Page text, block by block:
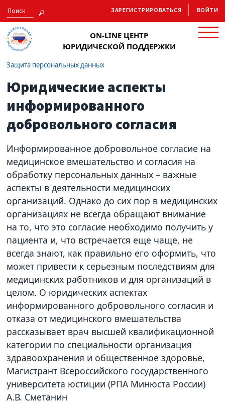
ON-LINE ЦЕНТР
ЮРИДИЧЕСКОЙ ПОДДЕРЖКИ
ЗАРЕГИСТРИРОВАТЬСЯ ВОЙТИ
Защита персональных данных
Юридические аспекты
информированного
добровольного согласия
Информированное добровольное согласие на
медицинское вмешательство и согласия на
обработку персональных данных – важные
аспекты в деятельности медицинских
организаций. Однако до сих пор в медицинских
организациях не всегда обращают внимание
на то, что это согласие необходимо получить у
пациента и, что встречается еще чаще, не
всегда знают, как правильно его оформить, что
может привести к серьезным последствиям для
медицинских работников и для организаций в
целом. О юридических аспектах
информированного добровольного согласия и
отказа от медицинского вмешательства
рассказывает врач высшей квалификационной
категории по специальности организация
здравоохранения и общественное здоровье,
Магистрант Всероссийского государственного
университета юстиции (РПА Минюста России)
А.В. Сметанин